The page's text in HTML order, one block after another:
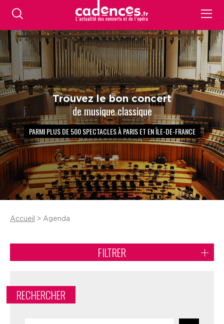
Trouvez le bon concert
de musique classique
PARMI PLUS DE 500 SPECTACLES À PARIS ET EN ÎLE-DE-FRANCE
Accueil > Agenda
FILTRER
RECHERCHER